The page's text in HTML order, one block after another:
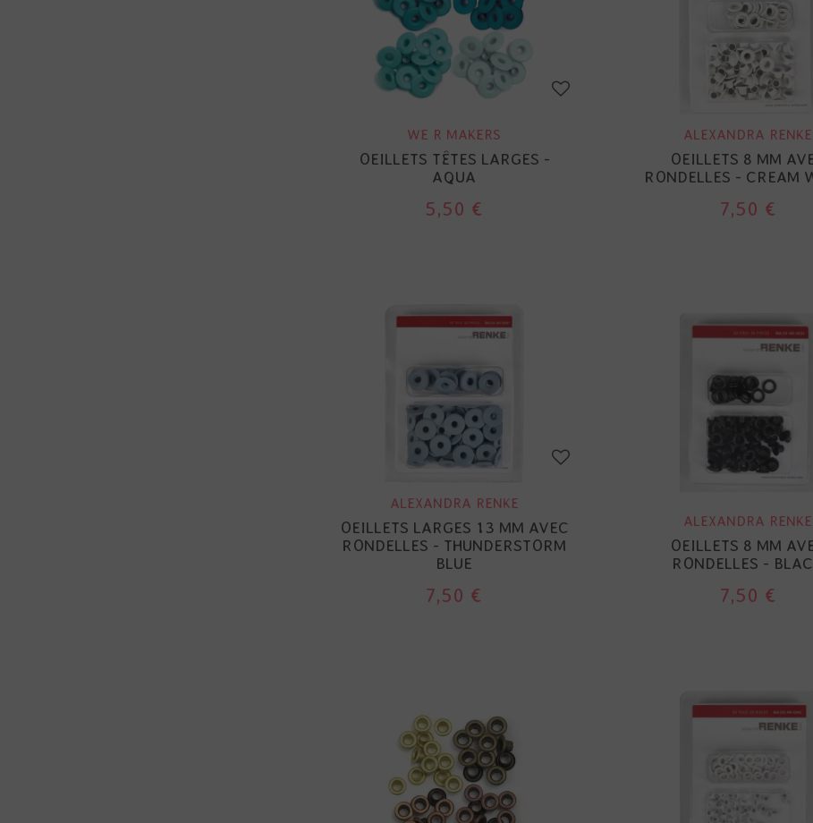
WE R MAKERS
OEILLETS TÊTES LARGES -
AQUA
5,50 €
ALEXANDRA RENKE
OEILLETS 8 MM
RONDELLES - CREAM
7,50 €
ALEXANDRA RENKE
OEILLETS LARGES 13 MM AVEC
RONDELLES - THUNDERSTORM
BLUE
7,50 €
ALEXANDRA RENKE
OEILLETS 8 MM
RONDELLES -
7,50 €